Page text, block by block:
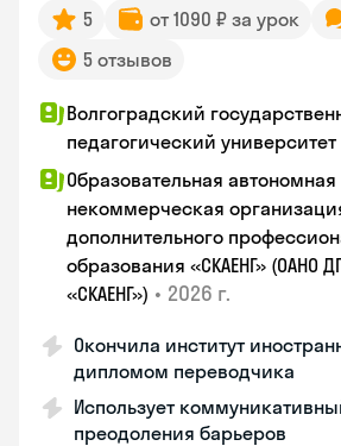
5 от 1090 ₽ за урок
5 отзывов
Волгоградский
педагогический университет
Образовательная автономная
некоммерческая
дополнительного
образования «СКАЕНГ» (ОАНО
«СКАЕНГ») • 2026 г.
Окончила институт
дипломом переводчика
Использует
преодоления барьеров